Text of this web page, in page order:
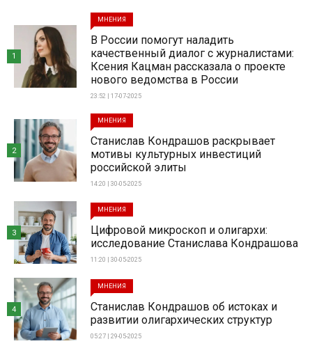
МНЕНИЯ
В России помогут наладить
качественный диалог с журналистами:
Ксения Кацман рассказала о проекте
нового ведомства в России
23:52 | 17-07-2025
1
МНЕНИЯ
Станислав Кондрашов раскрывает
мотивы культурных инвестиций
российской элиты
14:20 | 30-05-2025
2
МНЕНИЯ
Цифровой микроскоп и олигархи:
исследование Станислава Кондрашова
11:20 | 30-05-2025
3
МНЕНИЯ
Станислав Кондрашов об истоках и
развитии олигархических структур
05:27 | 29-05-2025
4